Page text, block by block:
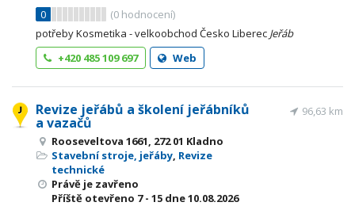
0
(0 hodnocení)
potřeby Kosmetika - velkoobchod Česko Liberec Jeřáb
+420 485 109 697
Web
Revize jeřábů a školení jeřábníků
a vazačů
Rooseveltova 1661, 272 01 Kladno
Stavební stroje, jeřáby, Revize
technické
Právě je zavřeno
Příště otevřeno 7 - 15 dne 10.08.2026
96,63 km